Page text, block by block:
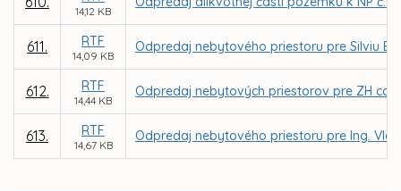
14,12 KB
611. RTF
14,09 KB
Odpredaj nebytového priestoru pre Silviu
612. RTF
14,44 KB
Odpredaj nebytových priestorov pre ZH
613. RTF
14,67 KB
Odpredaj nebytového priestoru pre Ing.